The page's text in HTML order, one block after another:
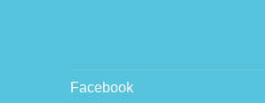
Facebook